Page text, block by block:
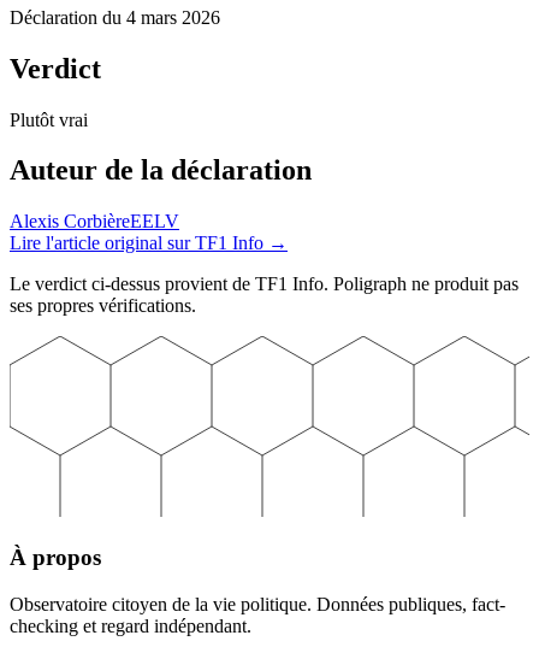
Déclaration du 4 mars 2026
Verdict
Plutôt vrai
Auteur de la déclaration
Alexis CorbièreEELV
Lire l'article original surTF1 Info →
Le verdict ci-dessus provient de TF1 Info. Poligraph ne produit pas
ses propres vérifications.
À propos
Observatoire citoyen de la vie politique. Données publiques, fact-
checking et regard indépendant.